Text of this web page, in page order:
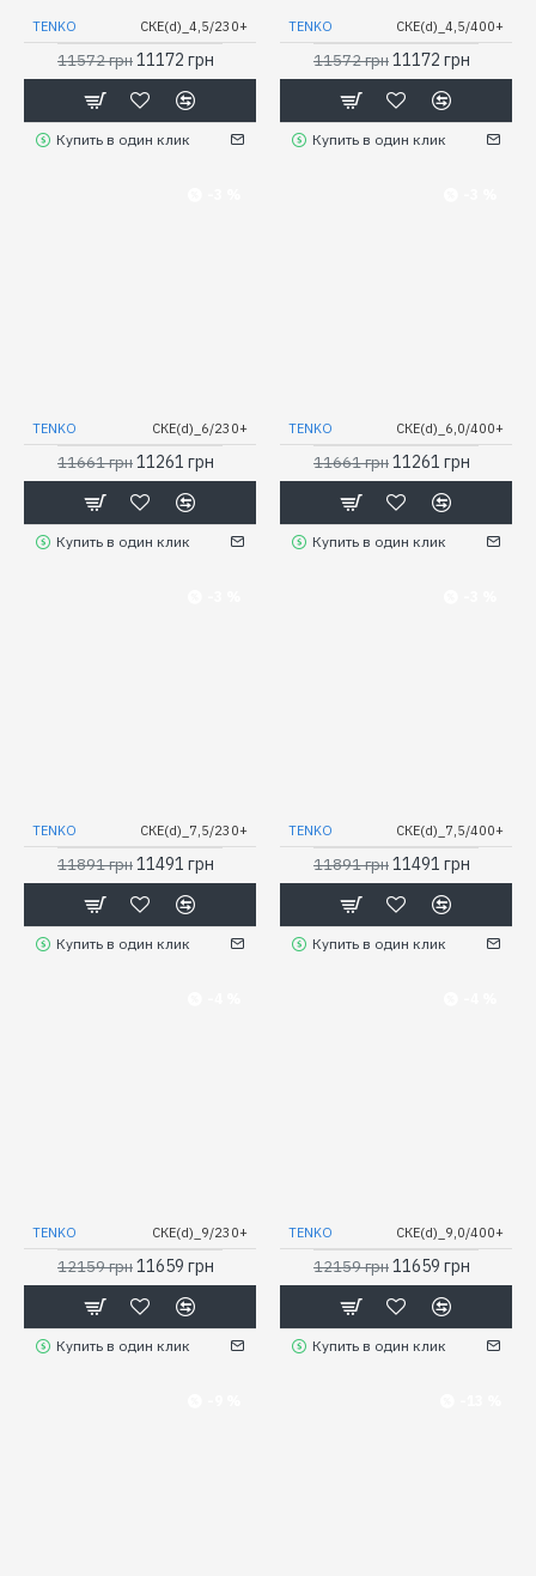
TENKO СКЕ(d)_4,5/230+
11572 грн11172 грн
Купить в один клик
TENKO СКЕ(d)_4,5/400+
11572 грн11172 грн
Купить в один клик
TENKO СКЕ(d)_6/230+
11661 грн11261 грн
Купить в один клик
TENKO СКЕ(d)_6,0/400+
11661 грн11261 грн
Купить в один клик
TENKO СКЕ(d)_7,5/230+
11891 грн11491 грн
Купить в один клик
TENKO СКЕ(d)_7,5/400+
11891 грн11491 грн
Купить в один клик
TENKO СКЕ(d)_9/230+
12159 грн11659 грн
Купить в один клик
TENKO СКЕ(d)_9,0/400+
12159 грн11659 грн
Купить в один клик